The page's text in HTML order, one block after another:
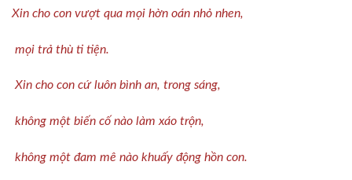
Xin cho con vượt qua mọi hờn oán nhỏ nhen,
mọi trả thù ti tiện.
Xin cho con cứ luôn bình an, trong sáng,
không một biến cố nào làm xáo trộn,
không một đam mê nào khuấy động hồn con.